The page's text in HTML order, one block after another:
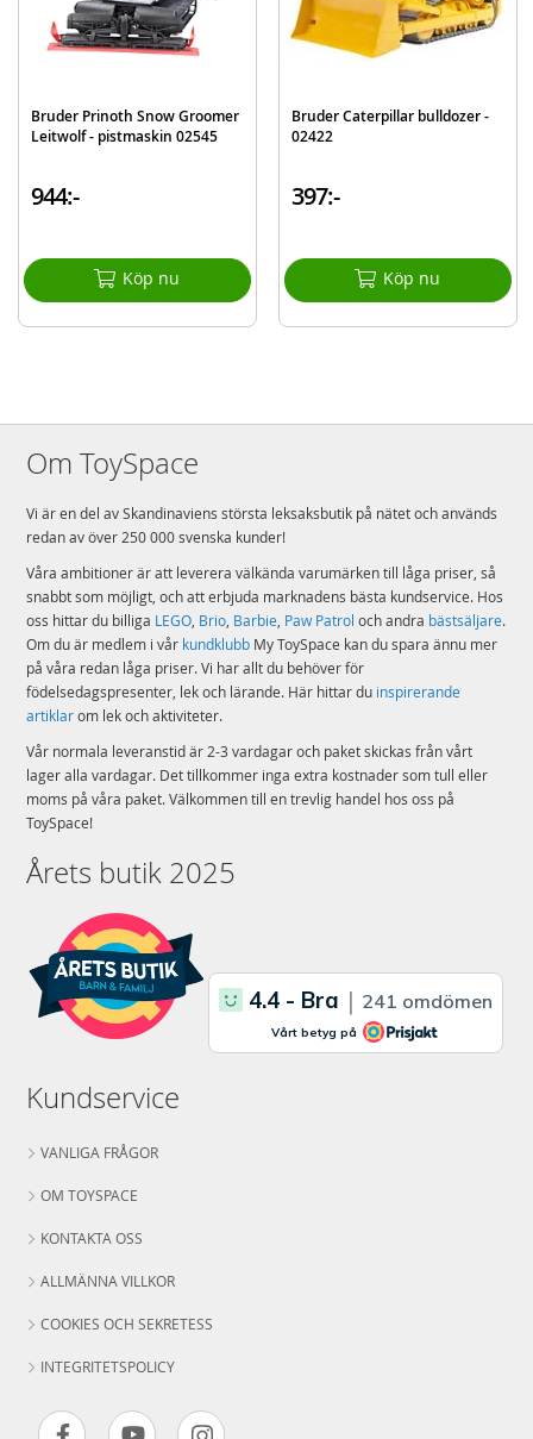
Varumärke Bruder
Bruder Prinoth Snow Groomer
Leitwolf - pistmaskin 02545
944:-
Köp nu
Bruder Caterpillar bulldozer -
02422
397:-
Köp nu
Om ToySpace
Vi är en del av Skandinaviens största leksaksbutik på nätet och används
redan av över 250 000 svenska kunder!
Våra ambitioner är att leverera välkända varumärken till låga priser, så
snabbt som möjligt, och att erbjuda marknadens bästa kundservice. Hos
oss hittar du billiga LEGO, Brio, Barbie, Paw Patrol och andra bästsäljare.
Om du är medlem i vår kundklubb My ToySpace kan du spara ännu mer
på våra redan låga priser. Vi har allt du behöver för
födelsedagspresenter, lek och lärande. Här hittar du inspirerande
artiklarom lek och aktiviteter.
Vår normala leveranstid är 2-3 vardagar och paket skickas från vårt
lager alla vardagar. Det tillkommer inga extra kostnader som tull eller
moms på våra paket. Välkommen till en trevlig handel hos oss på
ToySpace!
Årets butik 2025
Kundservice
VANLIGA FRÅGOR
OM TOYSPACE
KONTAKTA OSS
ALLMÄNNA VILLKOR
COOKIES OCH SEKRETESS
INTEGRITETSPOLICY